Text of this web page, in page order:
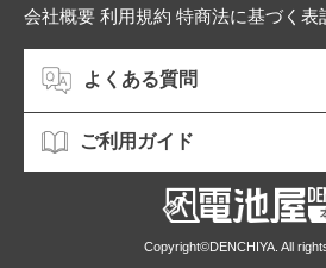
会社概要 利用規約 特商法に基づく表
よくある質問
ご利用ガイド
Copyright©DENCHIYA. All